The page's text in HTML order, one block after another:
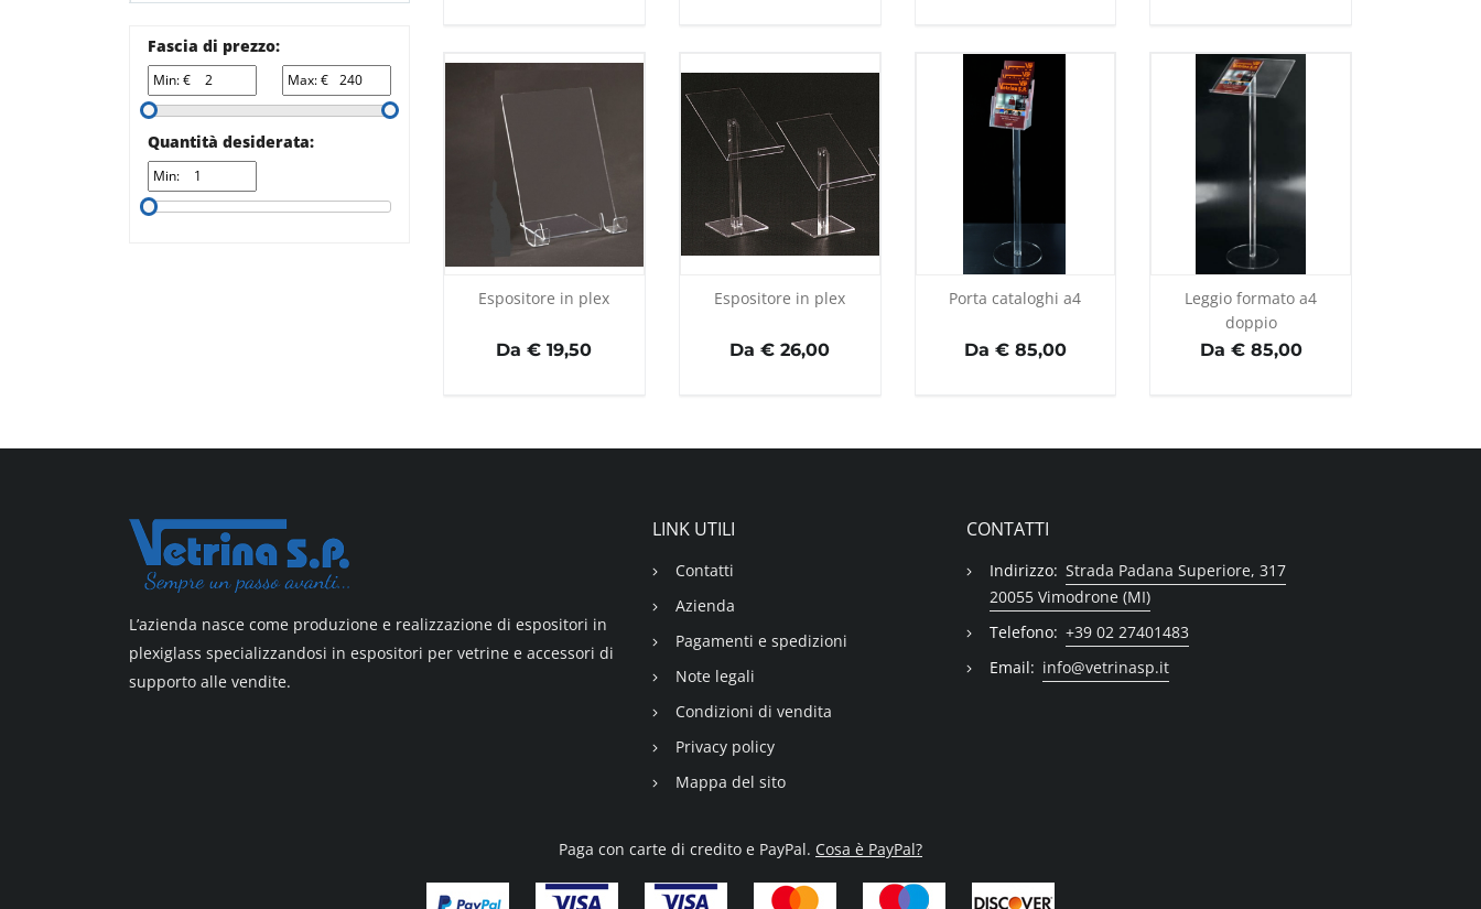
Top line 3
Top line 9
Fascia di prezzo:
Min: € Max: €
Quantità desiderata:
Min:
Espositore in plex
Da € 19,50
Espositore in plex
Da € 26,00
Porta cataloghi a4
Da € 85,00
Leggio formato a4
doppio
Da € 85,00
L’azienda nasce come produzione e realizzazione di espositori in
plexiglass specializzandosi in espositori per vetrine e accessori di
supporto alle vendite.
LINK UTILI
Contatti
Azienda
Pagamenti e spedizioni
Note legali
Condizioni di vendita
Privacy policy
Mappa del sito
CONTATTI
Indirizzo: Strada Padana Superiore, 317
20055 Vimodrone (MI)
Telefono: +39 02 27401483
Email: info@vetrinasp.it
Paga con carte di credito e PayPal. Cosa è PayPal?